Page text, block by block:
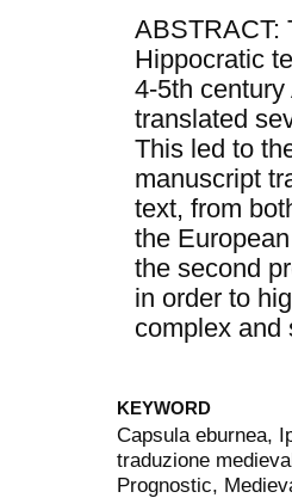
ABSTRACT:
Hippocratic
4-5th
translated
This led to
manuscript
text, from
the
the second
in order to
complex
KEYWORD
Capsula eburnea,
traduzione
Prognostic,